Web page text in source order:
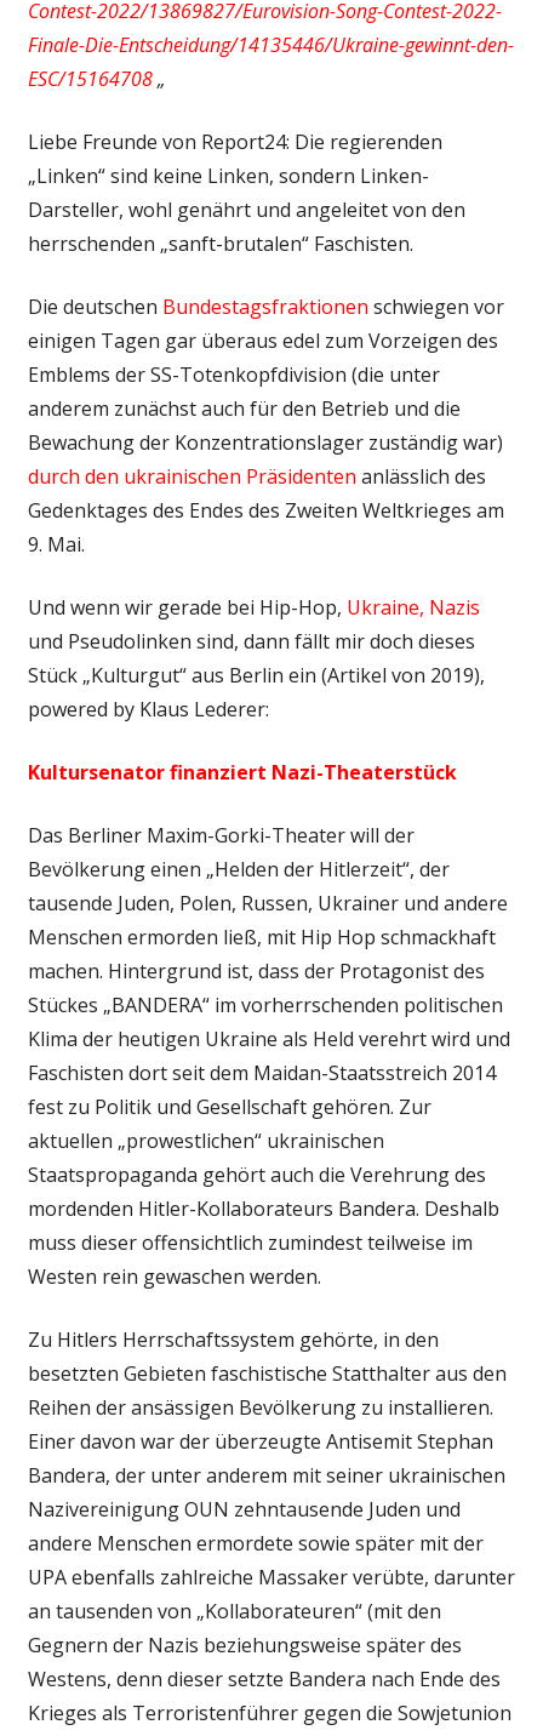
Contest-2022/13869827/Eurovision-Song-Contest-2022-
Finale-Die-Entscheidung/14135446/Ukraine-gewinnt-den-
ESC/15164708„
Liebe Freunde von Report24: Die regierenden
„Linken“ sind keine Linken, sondern Linken-
Darsteller, wohl genährt und angeleitet von den
herrschenden „sanft-brutalen“ Faschisten.
Die deutschen Bundestagsfraktionen schwiegen vor
einigen Tagen gar überaus edel zum Vorzeigen des
Emblems der SS-Totenkopfdivision (die unter
anderem zunächst auch für den Betrieb und die
Bewachung der Konzentrationslager zuständig war)
durch den ukrainischen Präsidenten anlässlich des
Gedenktages des Endes des Zweiten Weltkrieges am
9. Mai.
Und wenn wir gerade bei Hip-Hop, Ukraine, Nazis
und Pseudolinken sind, dann fällt mir doch dieses
Stück „Kulturgut“ aus Berlin ein (Artikel von 2019),
powered by Klaus Lederer:
Kultursenator finanziert Nazi-Theaterstück
Das Berliner Maxim-Gorki-Theater will der
Bevölkerung einen „Helden der Hitlerzeit“, der
tausende Juden, Polen, Russen, Ukrainer und andere
Menschen ermorden ließ, mit Hip Hop schmackhaft
machen. Hintergrund ist, dass der Protagonist des
Stückes „BANDERA“ im vorherrschenden politischen
Klima der heutigen Ukraine als Held verehrt wird und
Faschisten dort seit dem Maidan-Staatsstreich 2014
fest zu Politik und Gesellschaft gehören. Zur
aktuellen „prowestlichen“ ukrainischen
Staatspropaganda gehört auch die Verehrung des
mordenden Hitler-Kollaborateurs Bandera. Deshalb
muss dieser offensichtlich zumindest teilweise im
Westen rein gewaschen werden.
Zu Hitlers Herrschaftssystem gehörte, in den
besetzten Gebieten faschistische Statthalter aus den
Reihen der ansässigen Bevölkerung zu installieren.
Einer davon war der überzeugte Antisemit Stephan
Bandera, der unter anderem mit seiner ukrainischen
Nazivereinigung OUN zehntausende Juden und
andere Menschen ermordete sowie später mit der
UPA ebenfalls zahlreiche Massaker verübte, darunter
an tausenden von „Kollaborateuren“ (mit den
Gegnern der Nazis beziehungsweise später des
Westens, denn dieser setzte Bandera nach Ende des
Krieges als Terroristenführer gegen die Sowjetunion